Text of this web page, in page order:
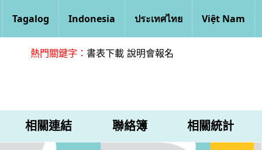
Tagalog Indonesia ประเทศไทย Việt Nam
熱門關鍵字： 書表下載 說明會報名
相關連結 聯絡簿 相關統計